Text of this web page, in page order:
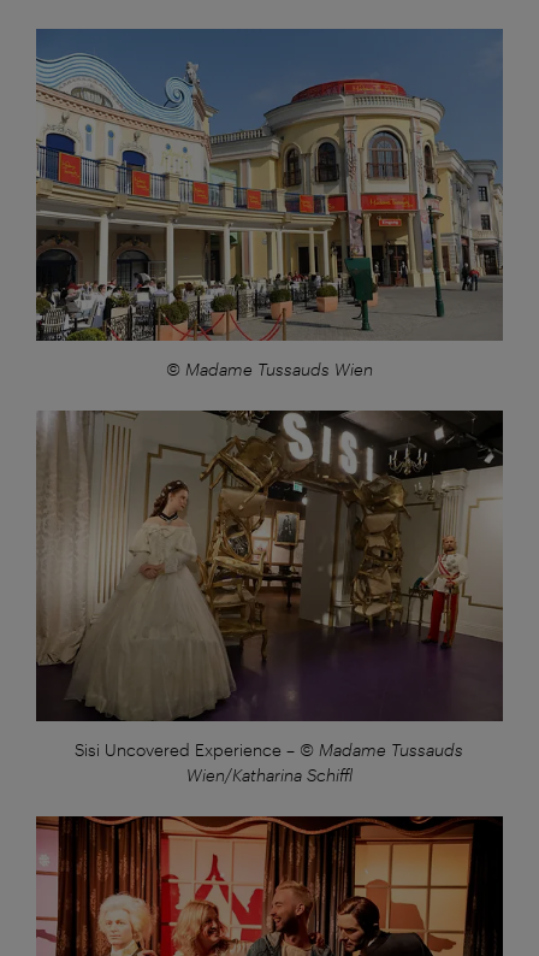
© Madame Tussauds Wien
Großansicht:
Sisi Uncovered Experience – © Madame Tussauds
Wien/Katharina Schiffl
Großansicht: